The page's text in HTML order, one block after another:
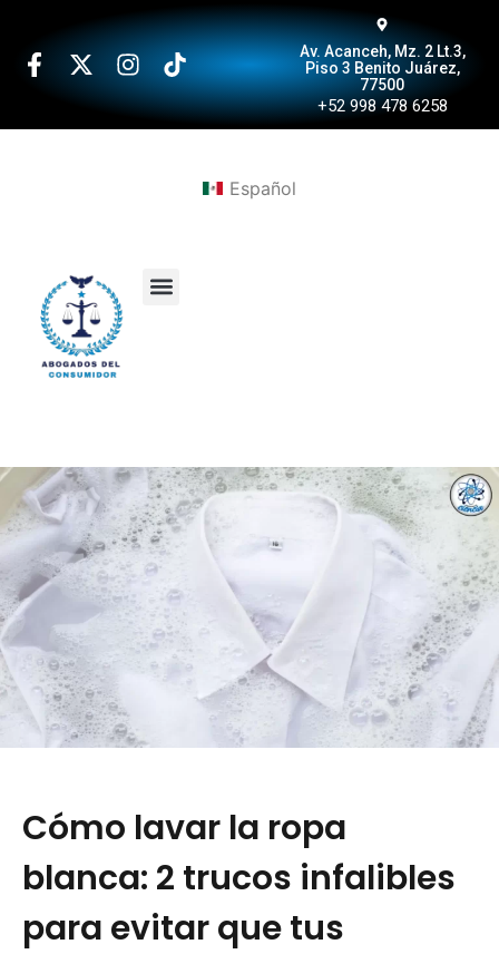
Av. Acanceh, Mz. 2 Lt.3,
Piso 3 Benito Juárez,
77500
+52 998 478 6258
Español
Cómo lavar la ropa
blanca: 2 trucos infalibles
para evitar que tus